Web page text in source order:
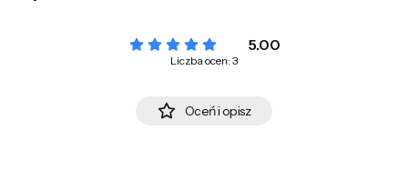
5.00
Liczba ocen: 3
Oceń i opisz